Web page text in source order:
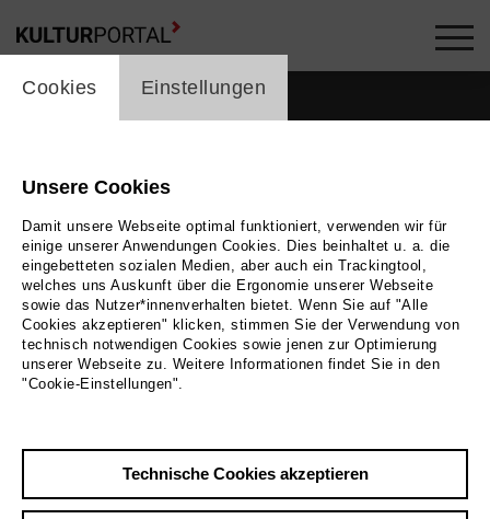
Zurück|Übersicht
cookie_layer
Cookies Einstellungen
Unsere Cookies
Damit unsere Webseite optimal funktioniert, verwenden wir für
einige unserer Anwendungen Cookies. Dies beinhaltet u. a. die
eingebetteten sozialen Medien, aber auch ein Trackingtool,
welches uns Auskunft über die Ergonomie unserer Webseite
sowie das Nutzer*innenverhalten bietet. Wenn Sie auf "Alle
Cookies akzeptieren" klicken, stimmen Sie der Verwendung von
technisch notwendigen Cookies sowie jenen zur Optimierung
unserer Webseite zu. Weitere Informationen findet Sie in den
"Cookie-Einstellungen".
Technische Cookies akzeptieren